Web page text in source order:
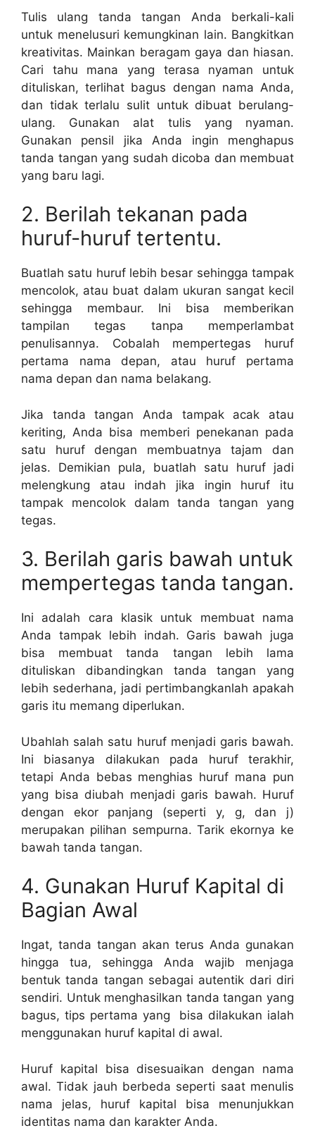
Tulis ulang tanda tangan Anda berkali-kali
untuk menelusuri kemungkinan lain. Bangkitkan
kreativitas. Mainkan beragam gaya dan hiasan.
Cari tahu mana yang terasa nyaman untuk
dituliskan, terlihat bagus dengan nama Anda,
dan tidak terlalu sulit untuk dibuat berulang-
ulang. Gunakan alat tulis yang nyaman.
Gunakan pensil jika Anda ingin menghapus
tanda tangan yang sudah dicoba dan membuat
yang baru lagi.
2. Berilah tekanan pada
huruf-huruf tertentu.
Buatlah satu huruf lebih besar sehingga tampak
mencolok, atau buat dalam ukuran sangat kecil
sehingga membaur. Ini bisa memberikan
tampilan tegas tanpa memperlambat
penulisannya. Cobalah mempertegas huruf
pertama nama depan, atau huruf pertama
nama depan dan nama belakang.
Jika tanda tangan Anda tampak acak atau
keriting, Anda bisa memberi penekanan pada
satu huruf dengan membuatnya tajam dan
jelas. Demikian pula, buatlah satu huruf jadi
melengkung atau indah jika ingin huruf itu
tampak mencolok dalam tanda tangan yang
tegas.
3. Berilah garis bawah untuk
mempertegas tanda tangan.
Ini adalah cara klasik untuk membuat nama
Anda tampak lebih indah. Garis bawah juga
bisa membuat tanda tangan lebih lama
dituliskan dibandingkan tanda tangan yang
lebih sederhana, jadi pertimbangkanlah apakah
garis itu memang diperlukan.
Ubahlah salah satu huruf menjadi garis bawah.
Ini biasanya dilakukan pada huruf terakhir,
tetapi Anda bebas menghias huruf mana pun
yang bisa diubah menjadi garis bawah. Huruf
dengan ekor panjang (seperti y, g, dan j)
merupakan pilihan sempurna. Tarik ekornya ke
bawah tanda tangan.
4. Gunakan Huruf Kapital di
Bagian Awal
Ingat, tanda tangan akan terus Anda gunakan
hingga tua, sehingga Anda wajib menjaga
bentuk tanda tangan sebagai autentik dari diri
sendiri. Untuk menghasilkan tanda tangan yang
bagus, tips pertama yang bisa dilakukan ialah
menggunakan huruf kapital di awal.
Huruf kapital bisa disesuaikan dengan nama
awal. Tidak jauh berbeda seperti saat menulis
nama jelas, huruf kapital bisa menunjukkan
identitas nama dan karakter Anda.